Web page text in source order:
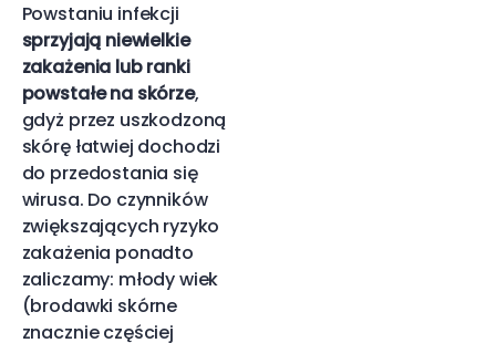
Powstaniu infekcji
sprzyjają niewielkie
zakażenia lub ranki
powstałe na skórze,
gdyż przez uszkodzoną
skórę łatwiej dochodzi
do przedostania się
wirusa. Do czynników
zwiększających ryzyko
zakażenia ponadto
zaliczamy: młody wiek
(brodawki skórne
znacznie częściej